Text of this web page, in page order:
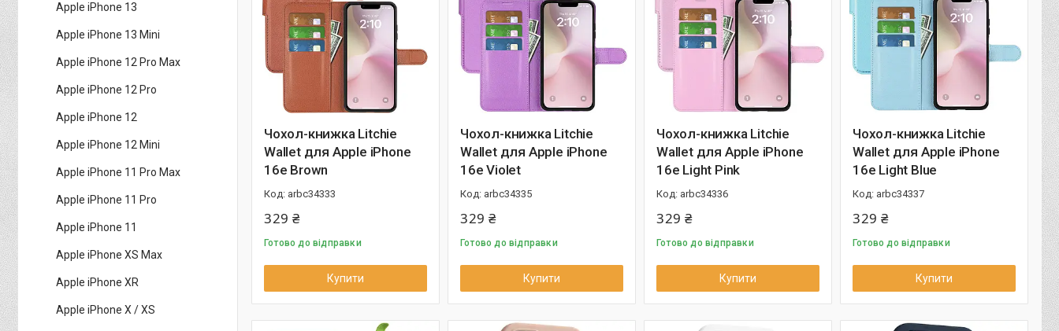
Чохол-книжка Litchie
Wallet для Apple iPhone
16e Brown
arbc34333
329 ₴
Готово до відправки
Купити
Чохол-книжка Litchie
Wallet для Apple iPhone
16e Violet
arbc34335
329 ₴
Готово до відправки
Купити
Чохол-книжка Litchie
Wallet для Apple iPhone
16e Light Pink
arbc34336
329 ₴
Готово до відправки
Купити
Чохол-книжка Litchie
Wallet для Apple iPhone
16e Light Blue
arbc34337
329 ₴
Готово до відправки
Купити
Apple iPhone 13
Apple iPhone 13 Mini
Apple iPhone 12 Pro Max
Apple iPhone 12 Pro
Apple iPhone 12
Apple iPhone 12 Mini
Apple iPhone 11 Pro Max
Apple iPhone 11 Pro
Apple iPhone 11
Apple iPhone XS Max
Apple iPhone XR
Apple iPhone X / XS